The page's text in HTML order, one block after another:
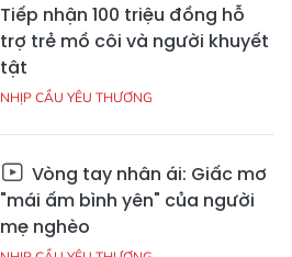
Tiếp nhận 100 triệu đồng hỗ
trợ trẻ mồ côi và người khuyết
tật
NHỊP CẦU YÊU THƯƠNG
Vòng tay nhân ái: Giấc mơ
"mái ấm bình yên" của người
mẹ nghèo